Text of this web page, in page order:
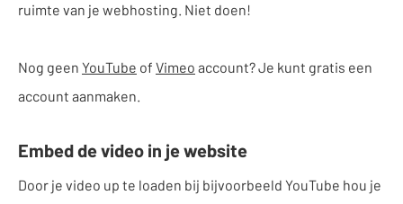
ruimte van je webhosting. Niet doen!
Nog geen YouTube of Vimeo account? Je kunt gratis een
account aanmaken.
Embed de video in je website
Door je video up te loaden bij bijvoorbeeld YouTube hou je